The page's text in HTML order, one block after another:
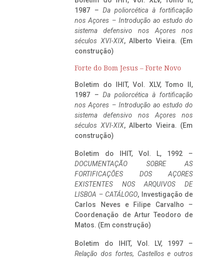
1987 – Da poliorcética à fortificação
nos Açores – Introdução ao estudo do
sistema defensivo nos Açores nos
séculos XVI-XIX, Alberto Vieira. (Em
construção)
Forte do Bom Jesus – Forte Novo
Boletim do IHIT, Vol. XLV, Tomo II,
1987 – Da poliorcética à fortificação
nos Açores – Introdução ao estudo do
sistema defensivo nos Açores nos
séculos XVI-XIX, Alberto Vieira. (Em
construção)
Boletim do IHIT, Vol. L, 1992 –
DOCUMENTAÇÃO SOBRE AS
FORTIFICAÇÕES DOS AÇORES
EXISTENTES NOS ARQUIVOS DE
LISBOA – CATÁLOGO, Investigação de
Carlos Neves e Filipe Carvalho –
Coordenação de Artur Teodoro de
Matos. (Em construção)
Boletim do IHIT, Vol. LV, 1997 –
Relação dos fortes, Castellos e outros